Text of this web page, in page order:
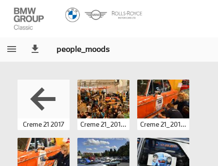
people_moods
Creme 21 2017 Creme 21_2017-Hardy Mutschler 0204.JPG Creme 21_2017-Hardy Mutschler 0205.JPG